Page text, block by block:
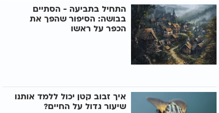
התחיל בתביעה - הסתיים
בבושה: הסיפור שהפך את
הכפר על ראשו
איך זבוב קטן יכול ללמד אותנו
שיעור גדול על החיים?